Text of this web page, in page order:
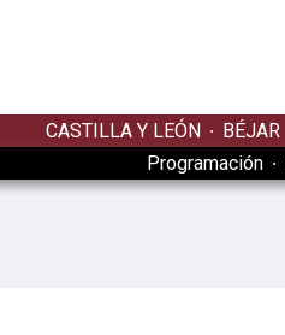
CASTILLA Y LEÓN BÉJAR
Programación